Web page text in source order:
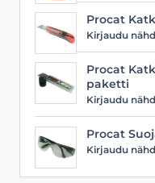
Procat
Kirjaudu
Procat
paketti
Kirjaudu
Procat
Kirjaudu